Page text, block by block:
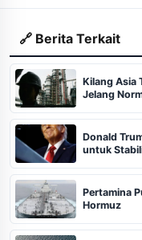
🔗 Berita Terkait
Kilang Asia
Jelang
Donald
untuk
Pertamina
Hormuz